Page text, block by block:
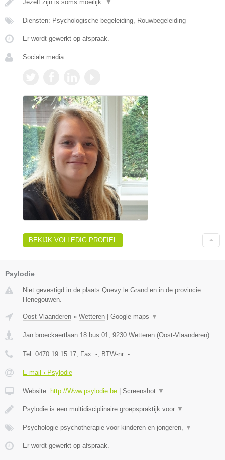
Jezelf zijn is soms moeilijk. ▼
Diensten: Psychologische begeleiding, Rouwbegeleiding
Er wordt gewerkt op afspraak.
Sociale media:
BEKIJK VOLLEDIG PROFIEL
Psylodie
Niet gevestigd in de plaats Quevy le Grand en in de provincie
Henegouwen.
Oost-Vlaanderen » Wetteren Google maps ▼
Jan broeckaertlaan 18 bus 01, 9230 Wetteren (Oost-Vlaanderen)
Tel: 0470 19 15 17, Fax: -, BTW-nr: -
E-mail › Psylodie
Website: http://Www.psylodie.be Screenshot ▼
Psylodie is een multidisciplinaire groepspraktijk voor ▼
Psychologie-psychotherapie voor kinderen en jongeren, ▼
Er wordt gewerkt op afspraak.